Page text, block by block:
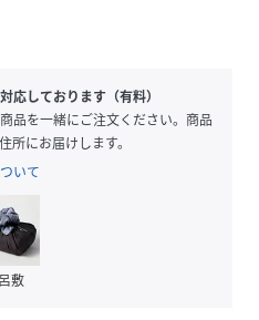
ランス】
を治す矯正靴のメーカーとし
い(new)、バランス
によります。
ングシューズを開発し、
応しております（有料）
品を一緒にご注文ください。商品
所にお届けします。
いて
敷